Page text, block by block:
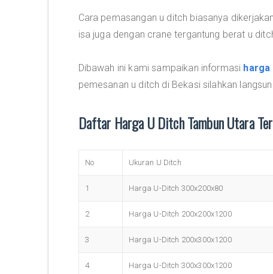
Cara pemasangan u ditch biasanya
isa juga dengan crane tergantung berat u
Dibawah ini kami sampaikan informasi harga
pemesanan u ditch di Bekasi silahkan
Daftar Harga U Ditch Tambun Utara
No Ukuran U Ditch
1 Harga U-Ditch 300x200x80
2 Harga U-Ditch 200x200x1200
3 Harga U-Ditch 200x300x1200
4 Harga U-Ditch 300x300x1200